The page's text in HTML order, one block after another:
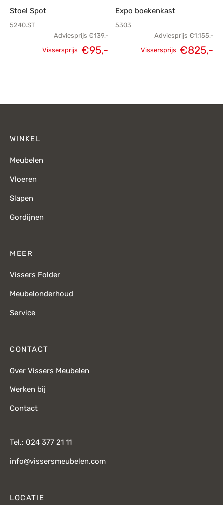
Stoel Spot
5240.ST
Adviesprijs €139,-
Oorspronkelijke
Vissersprijs €95,-Huidige
Expo boekenkast
5303
Adviesprijs €1.155,-
Vissersprijs €825,-
WINKEL
Meubelen
Vloeren
Slapen
Gordijnen
MEER
Vissers Folder
Meubelonderhoud
Service
CONTACT
Over Vissers Meubelen
Werken bij
Contact
Tel.: 024 377 21 11
info@vissersmeubelen.com
LOCATIE